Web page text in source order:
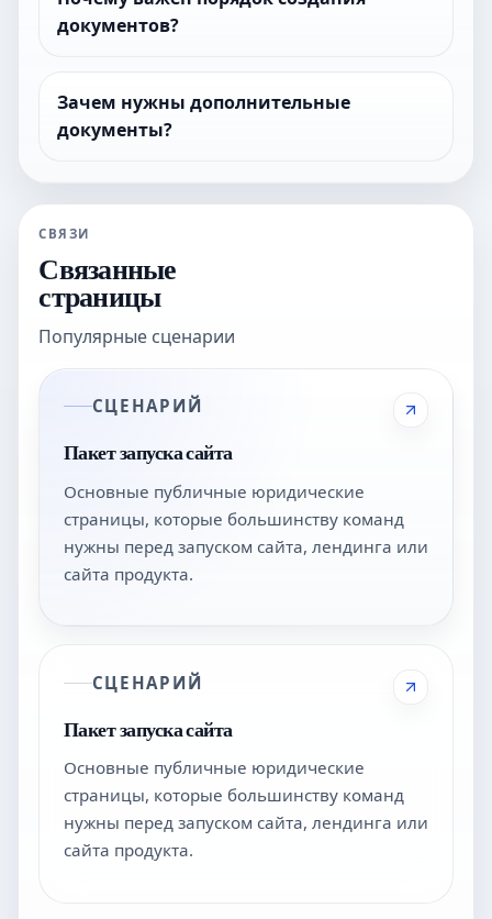
документов?
Зачем нужны дополнительные
документы?
СВЯЗИ
Связанные
страницы
Популярные сценарии
СЦЕНАРИЙ
Пакет запуска сайта
Основные публичные юридические
страницы, которые большинству команд
нужны перед запуском сайта, лендинга или
сайта продукта.
СЦЕНАРИЙ
Пакет запуска сайта
Основные публичные юридические
страницы, которые большинству команд
нужны перед запуском сайта, лендинга или
сайта продукта.